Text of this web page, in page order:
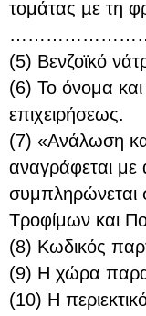
τομάτας µε τη
(5) Βενζοϊκό
(6) Το όνομα
επιχειρήσεως.
(7) «Ανάλωση
αναγράφεται με
Τροφίμων και
(8) Κωδικός
(9) Η χώρα
(10) Η